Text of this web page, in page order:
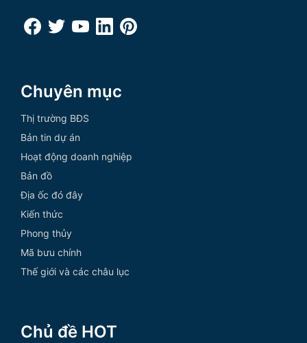
Chuyên mục
Thị trường BĐS
Bản tin dự án
Hoạt động doanh nghiệp
Bản đồ
Địa ốc đó đây
Kiến thức
Phong thủy
Mã bưu chính
Thế giới và các châu lục
Chủ đề HOT